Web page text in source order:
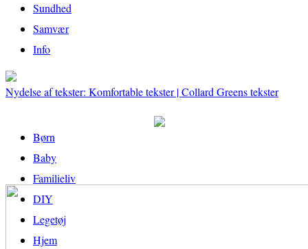
Sundhed
Samvær
Info
Nydelse af tekster: Komfortable tekster | Collard Greens tekster
Børn
Baby
Familieliv
DIY
Legetøj
Hjem